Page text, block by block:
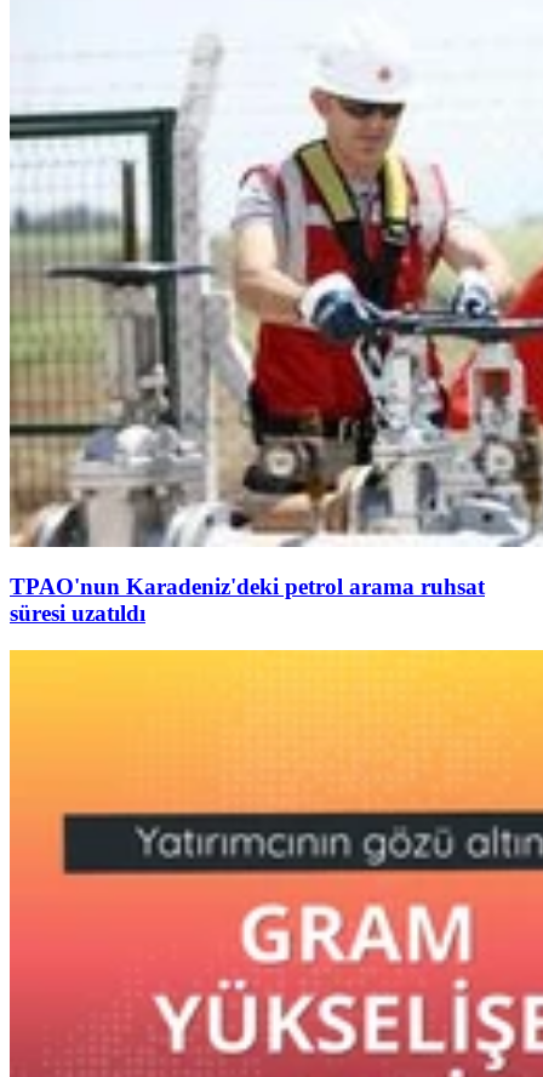
TPAO'nun Karadeniz'deki petrol arama ruhsat
süresi uzatıldı